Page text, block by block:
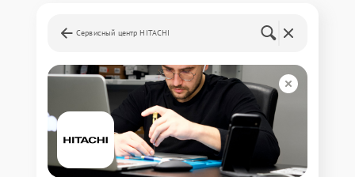
Сервисный центр HITACHI